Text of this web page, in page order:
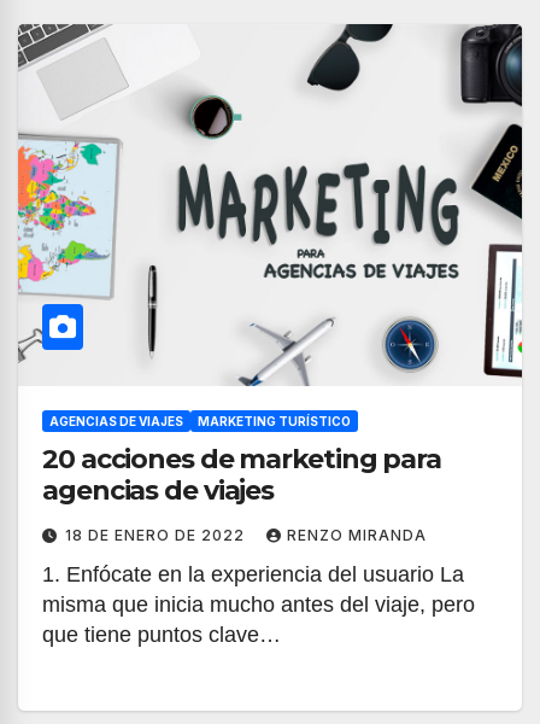
AGENCIAS DE VIAJES MARKETING TURÍSTICO
20 acciones de marketing para
agencias de viajes
18 DE ENERO DE 2022 RENZO MIRANDA
1. Enfócate en la experiencia del usuario La
misma que inicia mucho antes del viaje, pero
que tiene puntos clave…